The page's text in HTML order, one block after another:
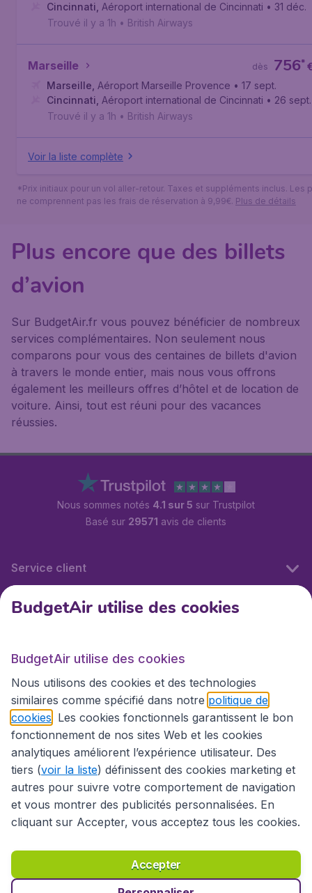
Cincinnati Aéroport international de Cincinnati • 31 déc.
Trouvé il y a 1h • British Airways
Marseille 756*
dès
Marseille Aéroport Marseille Provence • 17 sept.
Cincinnati Aéroport international de Cincinnati • 26 sept.
Trouvé il y a 1h • British Airways
Voir la liste complète
*Prix initiaux pour un vol aller-retour. Taxes et suppléments inclus. Les
ne comprennent pas les frais de réservation à 9,99€. Plus de détails
Plus encore que des billets
d’avion
Sur BudgetAir.fr vous pouvez bénéficier de nombreux
services complémentaires. Non seulement nous
comparons pour vous des centaines de billets d'avion
à travers le monde entier, mais nous vous offrons
également les meilleurs offres d’hôtel et de location de
voiture. Ainsi, tout est réuni pour des vacances
réussies.
Nous sommes notés 4.1 sur 5 sur Trustpilot
Basé sur 29571 avis de clients
Service client
BudgetAir.fr
Sites internationaux
Déclaration d’accessibilité
Conditions générales
Déclaration de confidentialité
Droits d’auteur © 2026
BudgetAir utilise des cookies
BudgetAir utilise des cookies
Nous utilisons des cookies et des technologies
similaires comme spécifié dans notre politique de
cookies . Les cookies fonctionnels garantissent le bon
fonctionnement de nos sites Web et les cookies
analytiques améliorent l’expérience utilisateur. Des
tiers (voir la liste) définissent des cookies marketing et
autres pour suivre votre comportement de navigation
et vous montrer des publicités personnalisées. En
cliquant sur Accepter, vous acceptez tous les cookies.
Accepter